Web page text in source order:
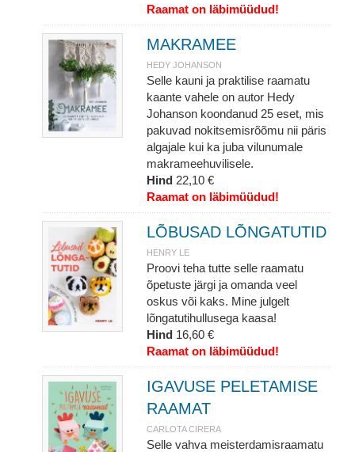
Raamat on läbimüüdud!
MAKRAMEE
HEDY JOHANSON
Selle kauni ja praktilise raamatu
kaante vahele on autor Hedy
Johanson koondanud 25 eset, mis
pakuvad nokitsemisrõõmu nii päris
algajale kui ka juba vilunumale
makrameehuvilisele.
Hind 22,10 €
Raamat on läbimüüdud!
LÕBUSAD LÕNGATUTID
HENRY LE
Proovi teha tutte selle raamatu
õpetuste järgi ja omanda veel
oskus või kaks. Mine julgelt
lõngatutihullusega kaasa!
Hind 16,60 €
Raamat on läbimüüdud!
IGAVUSE PELETAMISE
RAAMAT
CARLOTA CIRERA
Selle vahva meisterdamisraamatu